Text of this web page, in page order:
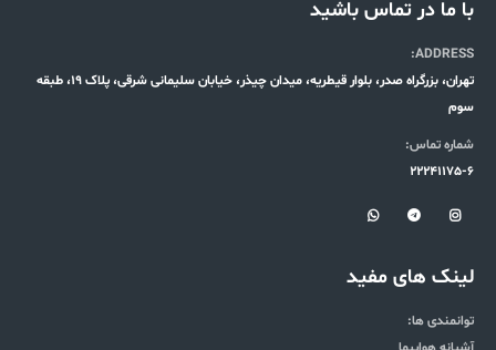
با ما در تماس باشید
ADDRESS:
تهران، بزرگراه صدر، بلوار قیطریه، میدان چیذر، خیابان سلیمانی شرقی، پلاک 19، طبقه
سوم
شماره تماس:
22241175-6
لینک های مفید
توانمندی ها: